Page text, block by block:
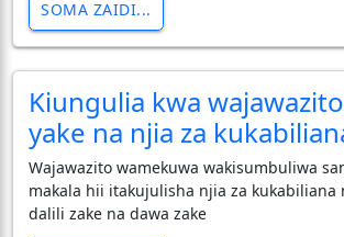
SOMA ZAIDI...
Kiungulia kwa
yake na njia za
Wajawazito wamekuwa wakisumbuliwa
makala hii itakujulisha njia za kukabiliana
dalili zake na dawa zake